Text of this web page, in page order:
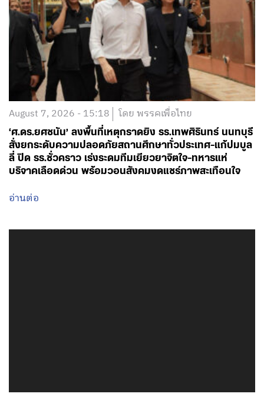
August 7, 2026 - 15:18 โดย พรรคเพื่อไทย
‘ศ.ดร.ยศชนัน’ ลงพื้นที่เหตุกราดยิง รร.เทพศิรินทร์ นนทบุรี
สั่งยกระดับความปลอดภัยสถานศึกษาทั่วประเทศ-แก้ปมบูล
ลี่ ปิด รร.ชั่วคราว เร่งระดมทีมเยียวยาจิตใจ-ทหารแห่
บริจาคเลือดด่วน พร้อมวอนสังคมงดแชร์ภาพสะเทือนใจ
อ่านต่อ